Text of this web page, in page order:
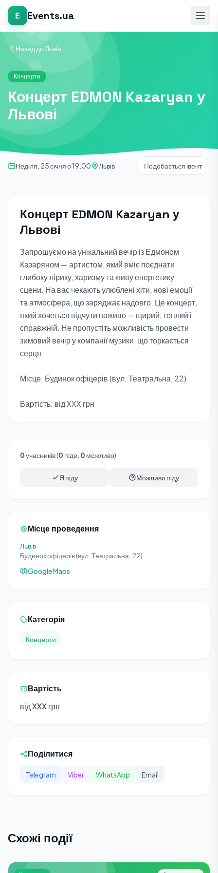
E Events.ua
Назад до Львів
Концерти
Концерт EDMON Kazaryan у
Львові
Неділя, 25 січня о 19:00 Львів Подобається івент
Концерт EDMON Kazaryan у
Львові
Запрошуємо на унікальний вечір із Едмоном
Казаряном — артистом, який вміє поєднати
глибоку лірику, харизму та живу енергетику
сцени. На вас чекають улюблені хіти, нові емоції
та атмосфера, що заряджає надовго. Це концерт,
який хочеться відчути наживо — щирий, теплий і
справжній. Не пропустіть можливість провести
зимовий вечір у компанії музики, що торкається
серця
Місце: Будинок офіцерів (вул. Театральна, 22)
Вартість: від XXX грн
0учасників (0 піде, 0 можливо)
Я піду Можливо піду
Місце проведення
Львів
Будинок офіцерів (вул. Театральна, 22)
Google Maps
Категорія
Концерти
Вартість
від XXX грн
Поділитися
Telegram Viber WhatsApp Email
Схожі події